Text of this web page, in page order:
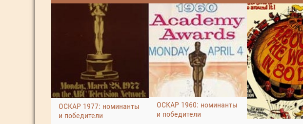
ОСКАР 1977: номинанты
и победители
ОСКАР 1960: номинанты
и победители